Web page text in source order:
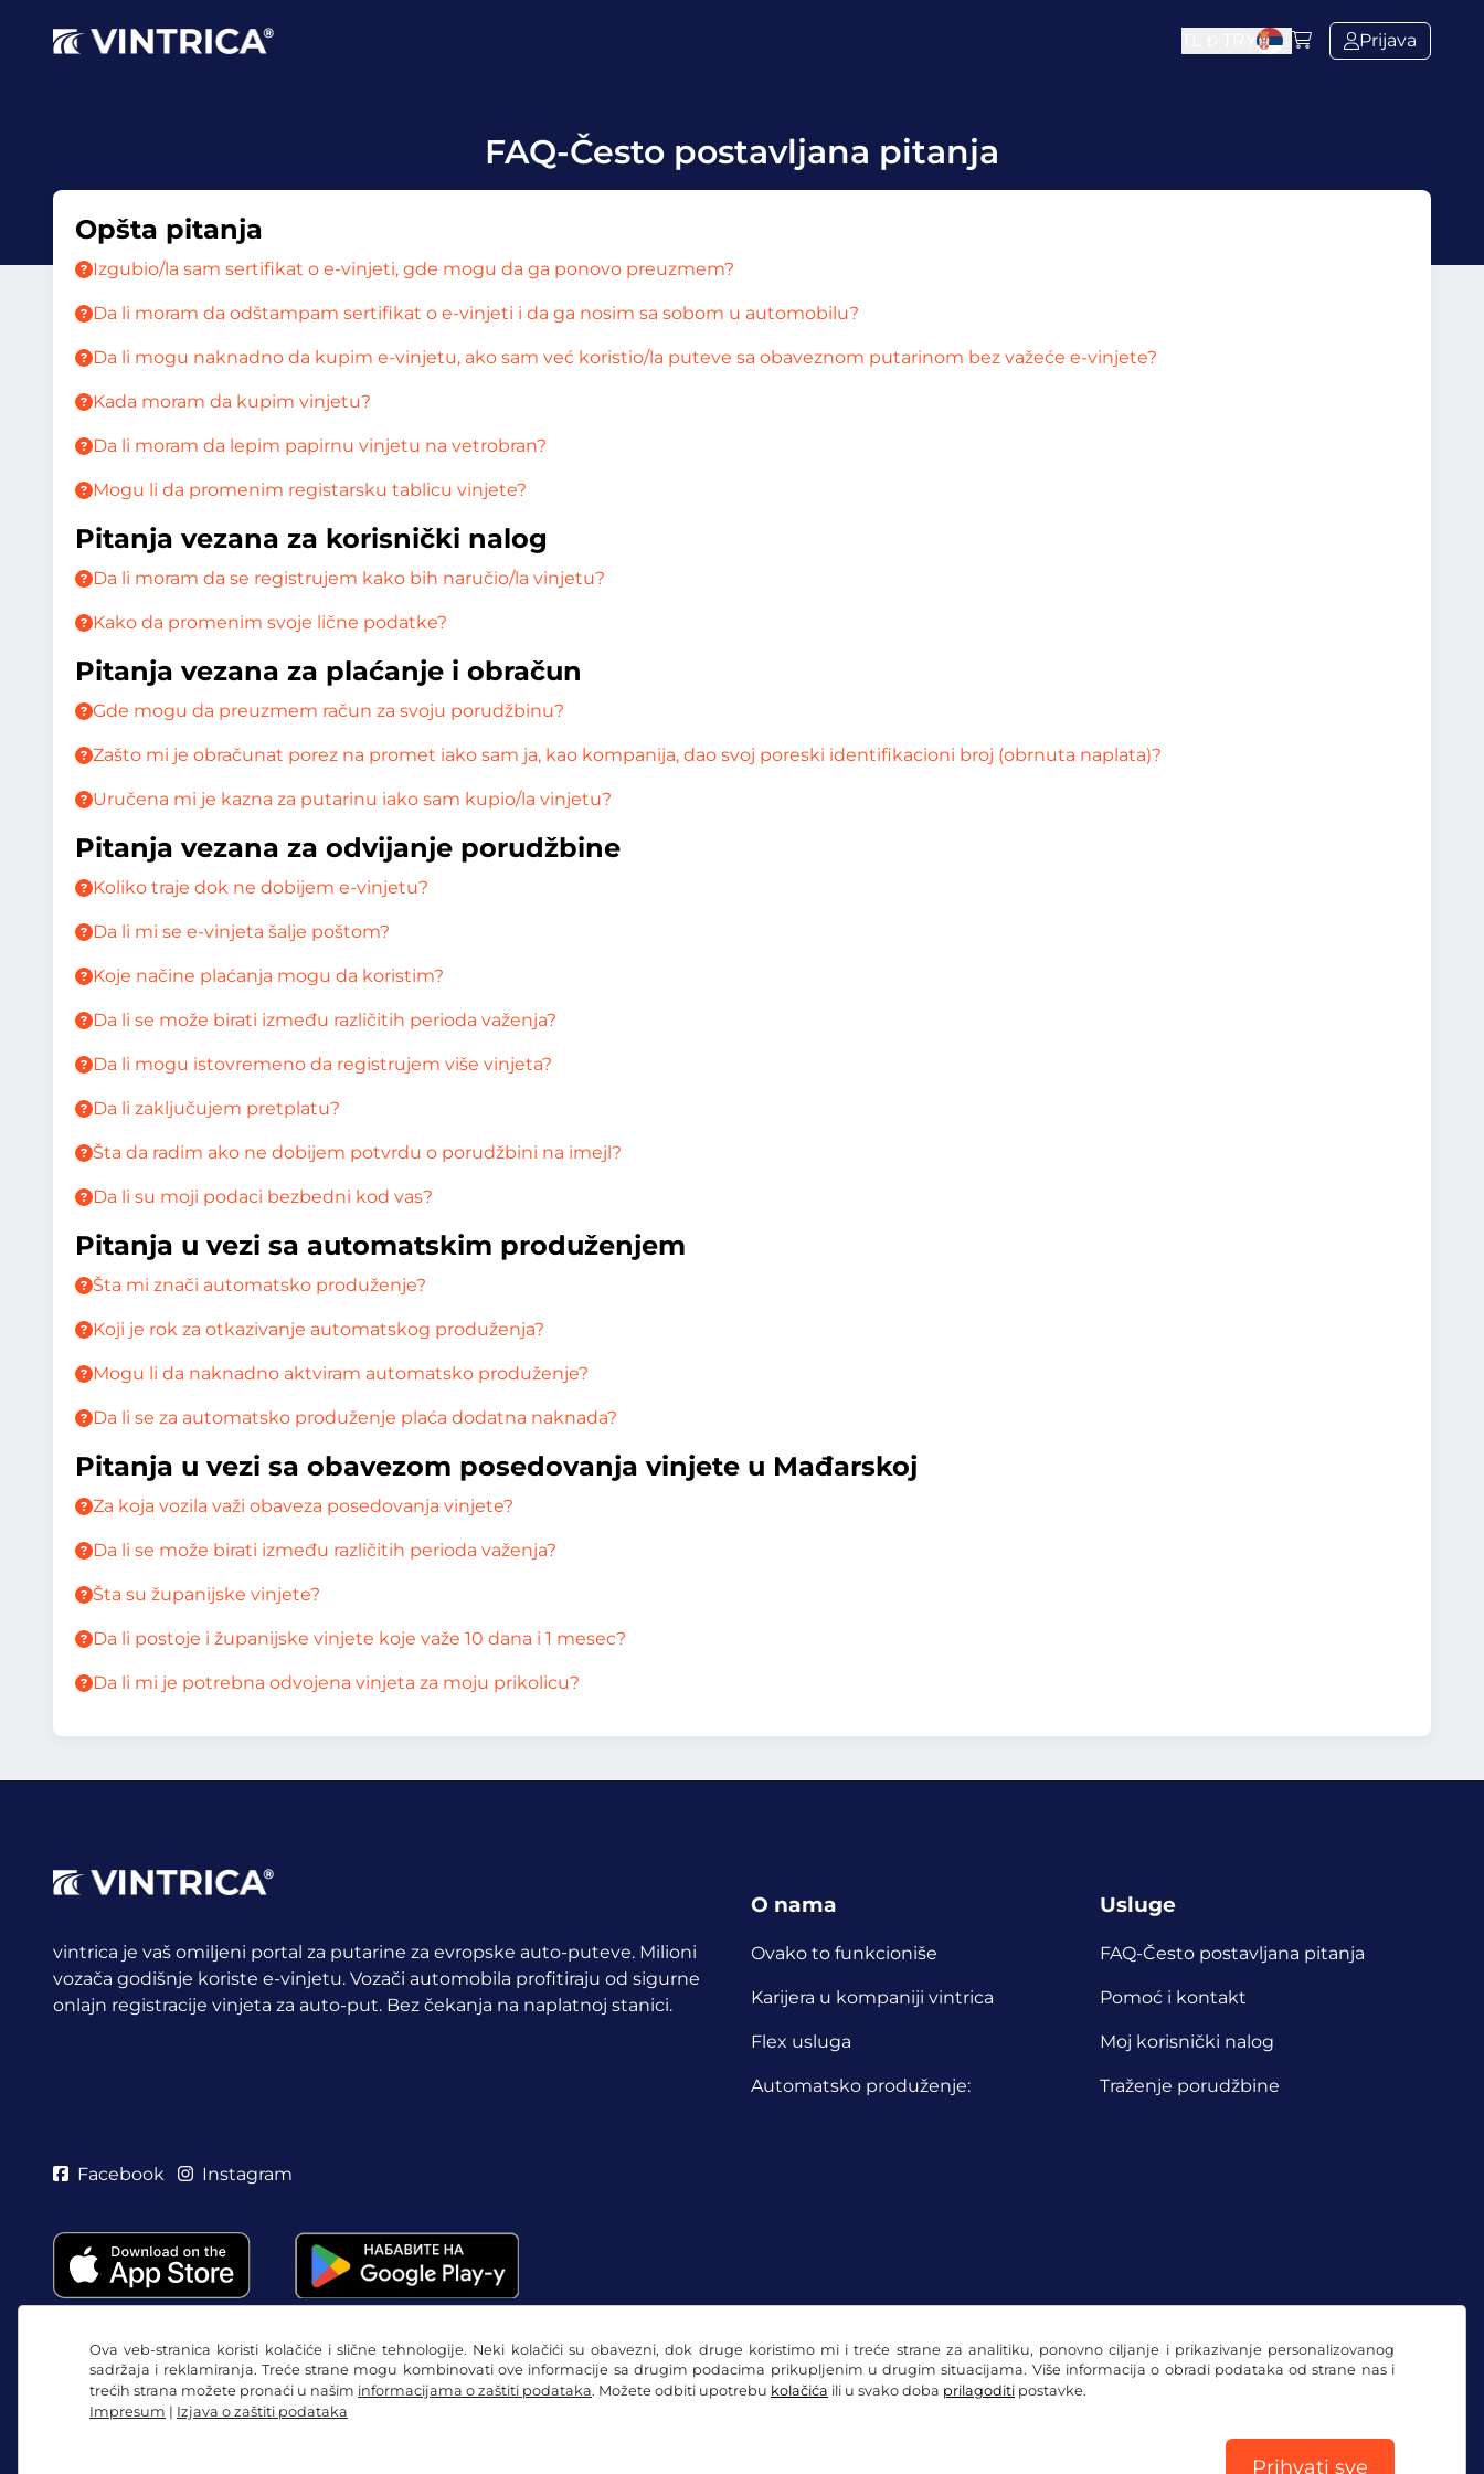
Ova veb-stranica koristi kolačiće i slične tehnologije. Neki kolačići su obavezni, dok druge koristimo mi i treće strane za analitiku, ponovno ciljanje i prikazivanje personalizovanog
sadržaja i reklamiranja. Treće strane mogu kombinovati ove informacije sa drugim podacima prikupljenim u drugim situacijama. Više informacija o obradi podataka od strane nas i
trećih strana možete pronaći u našim informacijama o zaštiti podataka. Možete odbiti upotrebu kolačića ili u svako doba prilagoditi postavke.
Impresum | Izjava o zaštiti podataka
Prihvati sve
Prijava
FAQ-Često postavljana pitanja
Opšta pitanja
Izgubio/la sam sertifikat o e-vinjeti, gde mogu da ga ponovo preuzmem?
Da li moram da odštampam sertifikat o e-vinjeti i da ga nosim sa sobom u automobilu?
Da li mogu naknadno da kupim e-vinjetu, ako sam već koristio/la puteve sa obaveznom putarinom bez važeće e-vinjete?
Kada moram da kupim vinjetu?
Da li moram da lepim papirnu vinjetu na vetrobran?
Mogu li da promenim registarsku tablicu vinjete?
Pitanja vezana za korisnički nalog
Da li moram da se registrujem kako bih naručio/la vinjetu?
Kako da promenim svoje lične podatke?
Pitanja vezana za plaćanje i obračun
Gde mogu da preuzmem račun za svoju porudžbinu?
Zašto mi je obračunat porez na promet iako sam ja, kao kompanija, dao svoj poreski identifikacioni broj (obrnuta naplata)?
Uručena mi je kazna za putarinu iako sam kupio/la vinjetu?
Pitanja vezana za odvijanje porudžbine
Koliko traje dok ne dobijem e-vinjetu?
Da li mi se e-vinjeta šalje poštom?
Koje načine plaćanja mogu da koristim?
Da li se može birati između različitih perioda važenja?
Da li mogu istovremeno da registrujem više vinjeta?
Da li zaključujem pretplatu?
Šta da radim ako ne dobijem potvrdu o porudžbini na imejl?
Da li su moji podaci bezbedni kod vas?
Pitanja u vezi sa automatskim produženjem
Šta mi znači automatsko produženje?
Koji je rok za otkazivanje automatskog produženja?
Mogu li da naknadno aktviram automatsko produženje?
Da li se za automatsko produženje plaća dodatna naknada?
Pitanja u vezi sa obavezom posedovanja vinjete u Mađarskoj
Za koja vozila važi obaveza posedovanja vinjete?
Da li se može birati između različitih perioda važenja?
Šta su županijske vinjete?
Da li postoje i županijske vinjete koje važe 10 dana i 1 mesec?
Da li mi je potrebna odvojena vinjeta za moju prikolicu?
vintrica je vaš omiljeni portal za putarine za evropske auto-puteve. Milioni
vozača godišnje koriste e-vinjetu. Vozači automobila profitiraju od sigurne
onlajn registracije vinjeta za auto-put. Bez čekanja na naplatnoj stanici.
O nama
Ovako to funkcioniše
Karijera u kompaniji vintrica
Flex usluga
Automatsko produženje:
Usluge
FAQ-Često postavljana pitanja
Pomoć i kontakt
Moj korisnički nalog
Traženje porudžbine
Facebook Instagram